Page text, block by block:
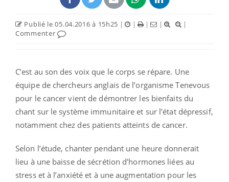
Publié le 05.04.2016 à 15h25 | | | |
|
Commenter
C’est au son des voix que le corps se répare. Une
équipe de chercheurs anglais de l’organisme Tenevous
pour le cancer vient de démontrer les bienfaits du
chant sur le système immunitaire et sur l’état dépressif,
notamment chez des patients atteints de cancer.
Selon l’étude, chanter pendant une heure donnerait
lieu à une baisse de sécrétion d'hormones liées au
stress et à l’anxiété et à une augmentation pour les